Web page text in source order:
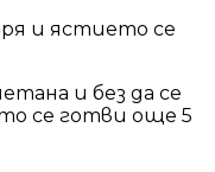
и ястието се
и без да се
се готви още 5